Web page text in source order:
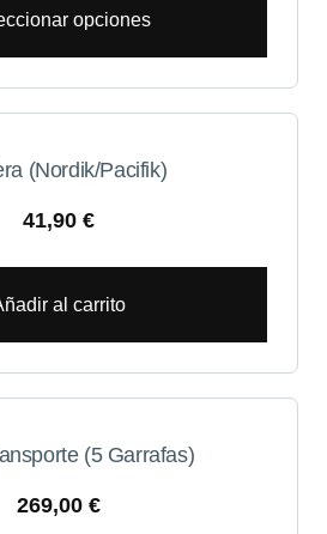
opciones
(Nordik/Pacifik)
41,90 €
al carrito
(5 Garrafas)
269,00 €